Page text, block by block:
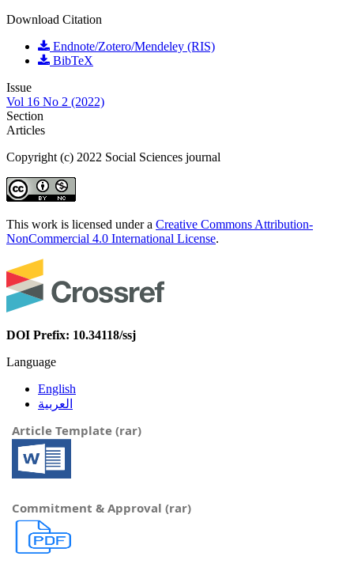
Download Citation
Endnote/Zotero/Mendeley (RIS)
BibTeX
Issue
Vol 16 No 2 (2022)
Section
Articles
Copyright (c) 2022 Social Sciences journal
This work is licensed under a Creative Commons Attribution-
NonCommercial 4.0 International License.
DOI Prefix: 10.34118/ssj
Language
English
العربية
Article Template (rar)
Commitment & Approval (rar)